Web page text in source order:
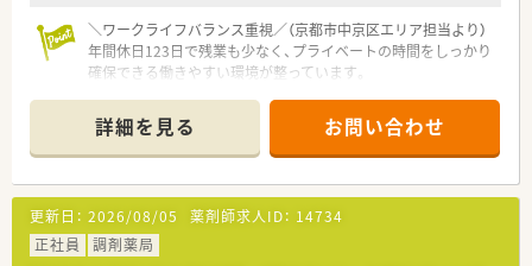
＼ワークライフバランス重視／（京都市中京区エリア担当より）
年間休日123日で残業も少なく、プライベートの時間をしっかり
確保できる働きやすい環境が整っています。
【店舗情報と応需状況について】
■椥辻駅から徒歩15分の立地にあり、毎日の通勤もしやすく落
ち着いた環境の中で快適に働くことができます。
■内科や整形外科や眼科を中心に1日約70から80枚の処方箋に
応需し、居宅の在宅業務にも対応しています。
■常勤薬剤師1名とパート1名に事務スタッフ1名が在籍し、スタ
詳細を見る お問い合わせ
更新日： 2026/08/05 薬剤師求人ID： 14734
正社員
調剤薬局